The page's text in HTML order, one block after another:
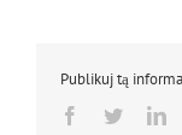
laptopa
Publikuj tą
Facebook
Twitter